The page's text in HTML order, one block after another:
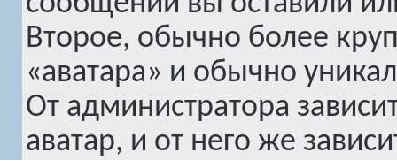
Второе, обычно более
«аватара» и обычно
От администратора
аватар, и от него же